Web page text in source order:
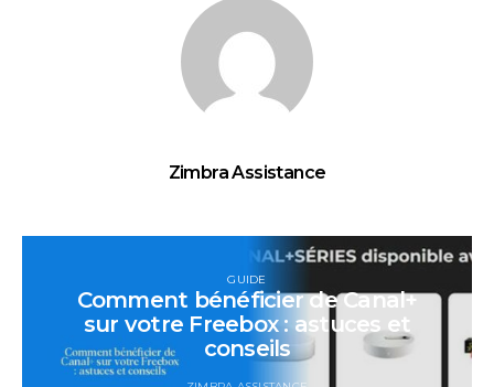
Zimbra Assistance
GUIDE
Comment bénéficier de Canal+
sur votre Freebox : astuces et
conseils